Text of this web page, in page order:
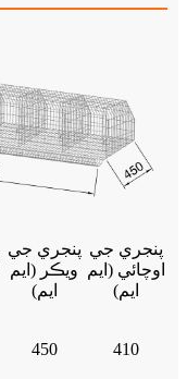
پنجري جي
ويڪر (ايم
ايم)
پنجري جي
اوچائي (ايم
ايم)
450 410